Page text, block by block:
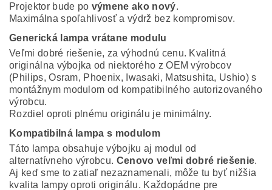
Projektor bude po výmene ako nový.
Maximálna spoľahlivosť a výdrž bez kompromisov.
Generická lampa vrátane modulu
Veľmi dobré riešenie, za výhodnú cenu. Kvalitná
originálna výbojka od niektorého z OEM výrobcov
(Philips, Osram, Phoenix, Iwasaki, Matsushita, Ushio) s
montážnym modulom od kompatibilného autorizovaného
výrobcu.
Rozdiel oproti plnému originálu je minimálny.
Kompatibilná lampa s modulom
Táto lampa obsahuje výbojku aj modul od
alternatívneho výrobcu. Cenovo veľmi dobré riešenie.
Aj keď sme to zatiaľ nezaznamenali, môže tu byť nižšia
kvalita lampy oproti originálu. Každopádne pre